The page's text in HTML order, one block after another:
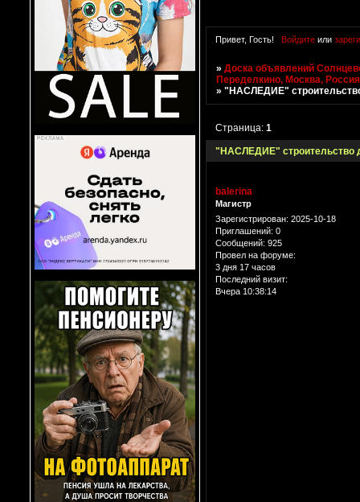
Привет, Гость! Войдитеили
»Доска объявлений
Переделкино, Москва, Россия
»"НАСЛЕДИЕ"
"НАСЛЕДИЕ" строительство
Страница:1
balerina
Магистр
Зарегистрирован: 2025-10-18
Приглашений: 0
Сообщений: 925
Провел на форуме:
3 дня 17 часов
Последний визит:
Вчера 10:38:14